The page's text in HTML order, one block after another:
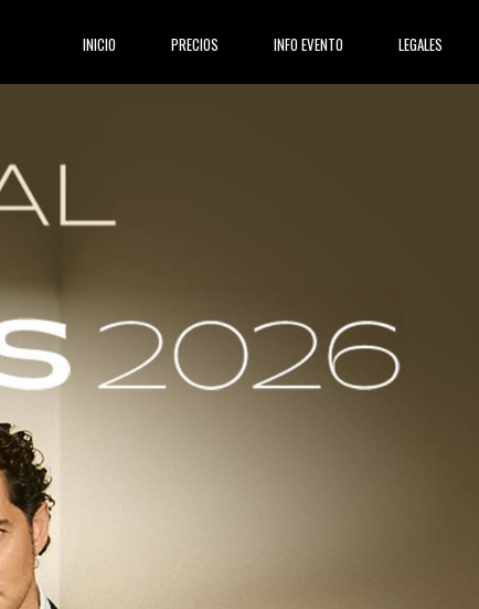
INICIO(current) PRECIOS INFO EVENTO LEGALES